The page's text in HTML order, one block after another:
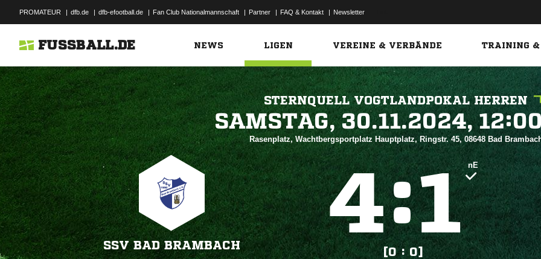
PROMATEUR | dfb.de | dfb-efootball.de | Fan Club Nationalmannschaft | Partner | FAQ & Kontakt | Newsletter
FUSSBALL.DE NEWS LIGEN VEREINE & VERBÄNDE TRAINING &
STERNQUELL VOGTLANDPOKAL HERREN
 
Rasenplatz, Wachtbergsportplatz Hauptplatz, Ringstr. 45, 08648 Bad
SSV BAD BRAMBACH
: nE
[0 : 0]